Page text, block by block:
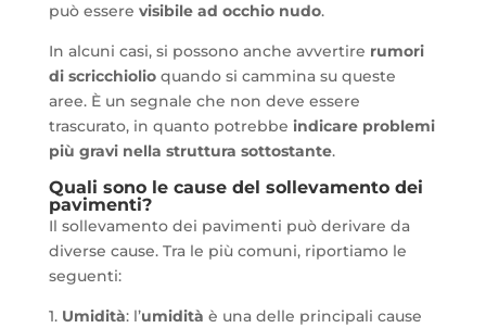
può essere visibile ad occhio nudo.
In alcuni casi, si possono anche avvertire rumori
di scricchiolio quando si cammina su queste
aree. È un segnale che non deve essere
trascurato, in quanto potrebbe indicare problemi
più gravi nella struttura sottostante.
Quali sono le cause del sollevamento dei
pavimenti?
Il sollevamento dei pavimenti può derivare da
diverse cause. Tra le più comuni, riportiamo le
seguenti:
1. Umidità: l’umidità è una delle principali cause